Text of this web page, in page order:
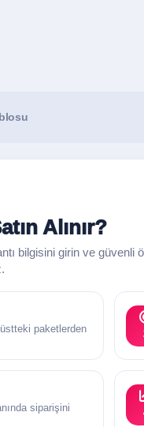
Alınır?
bilgisini girin ve
paketlerden
siparişini